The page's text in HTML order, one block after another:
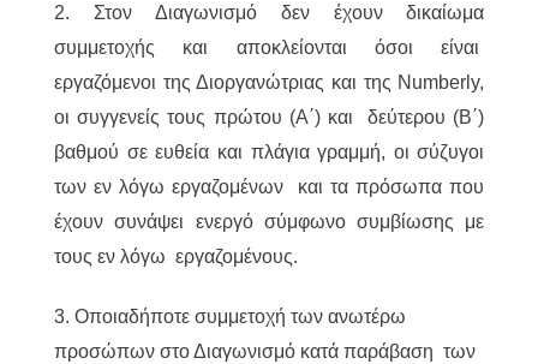
2. Στον Διαγωνισμό δεν έχουν δικαίωμα
συμμετοχής και αποκλείονται όσοι είναι
εργαζόμενοι της Διοργανώτριας και της Numberly,
οι συγγενείς τους πρώτου (Α΄) και δεύτερου (Β΄)
βαθμού σε ευθεία και πλάγια γραμμή, οι σύζυγοι
των εν λόγω εργαζομένων και τα πρόσωπα που
έχουν συνάψει ενεργό σύμφωνο συμβίωσης με
τους εν λόγω εργαζομένους.
3. Οποιαδήποτε συμμετοχή των ανωτέρω
προσώπων στο Διαγωνισμό κατά παράβαση των